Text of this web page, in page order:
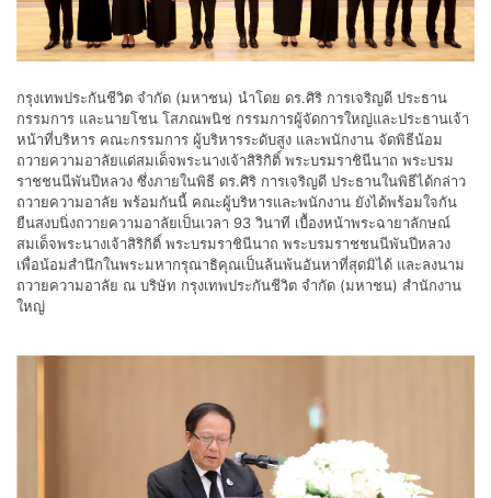
กรุงเทพประกันชีวิต จำกัด (มหาชน) นำโดย ดร.ศิริ การเจริญดี ประธาน
กรรมการ และนายโชน โสภณพนิช กรรมการผู้จัดการใหญ่และประธานเจ้า
หน้าที่บริหาร คณะกรรมการ ผู้บริหารระดับสูง และพนักงาน จัดพิธีน้อม
ถวายความอาลัยแด่สมเด็จพระนางเจ้าสิริกิติ์ พระบรมราชินีนาถ พระบรม
ราชชนนีพันปีหลวง ซึ่งภายในพิธี ดร.ศิริ การเจริญดี ประธานในพิธีได้กล่าว
ถวายความอาลัย พร้อมกันนี้ คณะผู้บริหารและพนักงาน ยังได้พร้อมใจกัน
ยืนสงบนิ่งถวายความอาลัยเป็นเวลา 93 วินาที เบื้องหน้าพระฉายาลักษณ์
สมเด็จพระนางเจ้าสิริกิติ์ พระบรมราชินีนาถ พระบรมราชชนนีพันปีหลวง
เพื่อน้อมสำนึกในพระมหากรุณาธิคุณเป็นล้นพ้นอันหาที่สุดมิได้ และลงนาม
ถวายความอาลัย ณ บริษัท กรุงเทพประกันชีวิต จำกัด (มหาชน) สำนักงาน
ใหญ่